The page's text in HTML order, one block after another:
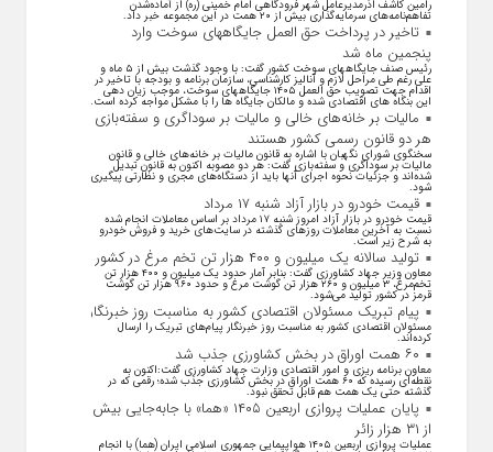
رامین کاشف اذرمدیرعامل شهر فرودگاهی امام خمینی (ره) از آماده‌شدن
تفاهم‌نامه‌های سرمایه‌گذاری بیش از ۲۰ همت در این مجموعه خبر داد.
تاخیر در پرداخت حق العمل جایگاههای سوخت وارد
پنجمین ماه شد
رئیس صنف جایگاههای سوخت کشور گفت: با وجود گذشت بیش از ۵ ماه و
علی رغم طی مراحل لازم و آنالیز کارشناسی، سازمان برنامه و بودجه با تاخیر در
اقدام جهت تصویب حق العمل ۱۴۰۵ جایگاههای سوخت، موجب زیان دهی
این بنگاه های اقتصادی شده و مالکان جایگاه ها را با مشکل مواجه کرده است.
مالیات بر خانه‌های خالی و مالیات بر سوداگری و سفته‌بازی
هر دو قانون رسمی کشور هستند
سخنگوی شورای نگهبان با اشاره به قانون مالیات بر خانه‌های خالی و قانون
مالیات بر سوداگری و سفته‌بازی گفت: هر دو مصوبه اکنون به قانون تبدیل
شده‌اند و جزئیات نحوه اجرای آنها باید از دستگاه‌های مجری و نظارتی پیگیری
شود.
قیمت خودرو در بازار آزاد شنبه ۱۷ مرداد
قیمت خودرو در بازار آزاد امروز شنبه ۱۷ مرداد بر اساس معاملات انجام شده
نسبت به آخرین معاملات روز‌های گذشته در سایت‌های خرید و فروش خودرو
به شرح زیر است.
تولید سالانه یک میلیون و ۴۰۰ هزار تن تخم مرغ در کشور
معاون وزیر جهاد کشاورزی گفت: بنابر آمار حدود یک میلیون و ۴۰۰ هزار تن
تخم‌مرغ، ۳ میلیون و ۲۶۰ هزار تن گوشت مرغ و حدود ۹۶۰ هزار تن گوشت
قرمز در کشور تولید می‌شود.
پیام تبریک مسئولان اقتصادی کشور به مناسبت روز خبرنگار
مسئولان اقتصادی کشور به مناسبت روز خبرنگار پیام‌های تبریک را ارسال
کرده‌اند.
۶۰ همت اوراق در بخش کشاورزی جذب شد
معاون برنامه ریزی و امور اقتصادی وزارت جهاد کشاورزی گفت:اکنون به
نقطه‌ای رسیده که ۶۰ همت اوراق در بخش کشاورزی جذب شده؛ رقمی که در
گذشته حتی یک همت هم قابل تحقق نبود.
پایان عملیات پروازی اربعین ۱۴۰۵ «هما» با جابه‌جایی بیش
از ۳۱ هزار زائر
عملیات پروازی اربعین ۱۴۰۵ هواپیمایی جمهوری اسلامی ایران (هما) با انجام